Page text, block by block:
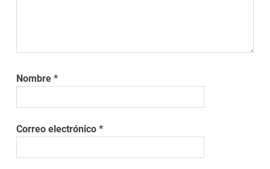
Nombre*
Correo electrónico*